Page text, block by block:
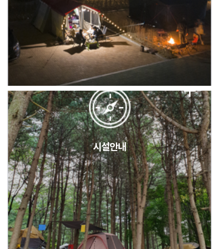
[6/1]전산시스템 점검 및 안정화에 따른 서비스 이용 제한 안내
시설안내